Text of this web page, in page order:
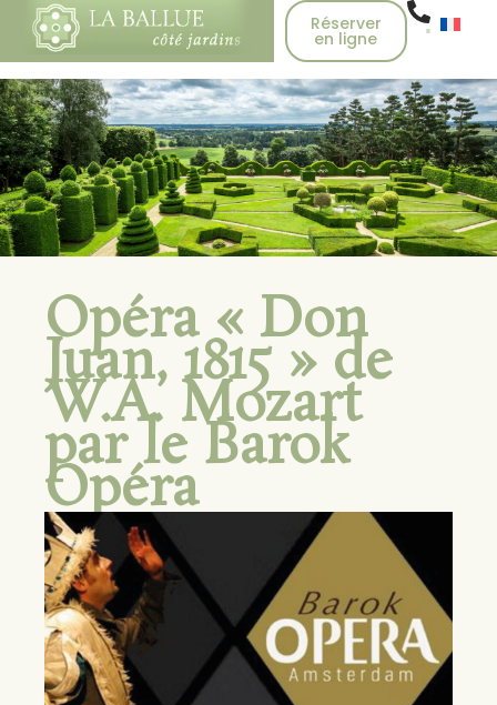
Réserver
en ligne
Opéra « Don
Juan, 1815 » de
W.A. Mozart
par le Barok
Opéra